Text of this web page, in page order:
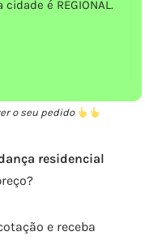
é REGIONAL.
o seu pedido
residencial
e receba